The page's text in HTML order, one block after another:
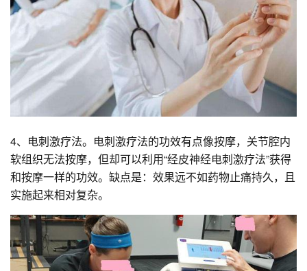
4、电刺激疗法。电刺激疗法的功效有点像按摩，关节腔内
软组织无法按摩，但却可以利用“经皮神经电刺激疗法”获得
和按摩一样的功效。缺点是：效果远不如药物止痛持久，且
实施起来相对复杂。